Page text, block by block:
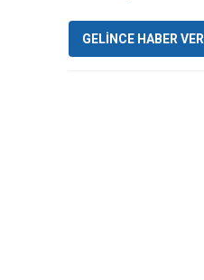
GELİNCE HABER VER